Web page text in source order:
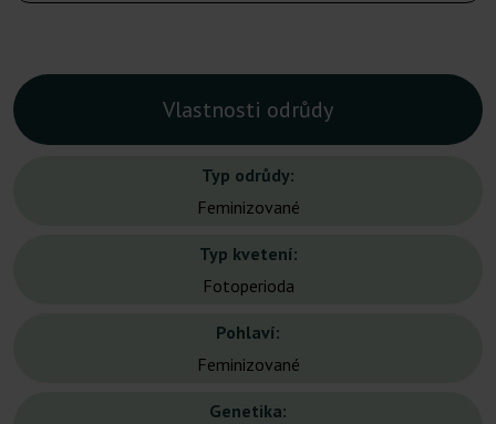
Vlastnosti odrůdy
Typ odrůdy:
Feminizované
Typ kvetení:
Fotoperioda
Pohlaví:
Feminizované
Genetika: